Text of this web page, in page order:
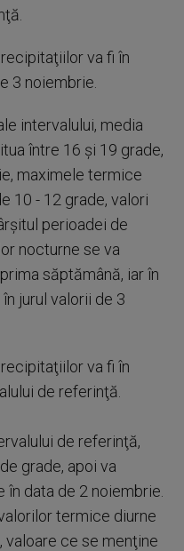
va fi în
3 noiembrie.
intervalului, media
între 16 şi 19 grade,
maximele termice
10 - 12 grade, valori
perioadei de
nocturne se va
săptămână, iar în
jurul valorii de 3
va fi în
de referinţă.
de referinţă,
grade, apoi va
data de 2 noiembrie.
termice diurne
valoare ce se menţine